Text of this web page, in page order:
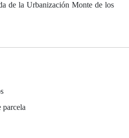
de la Urbanización Monte de los
parcela